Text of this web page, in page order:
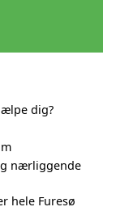
dig?
nærliggende
hele Furesø